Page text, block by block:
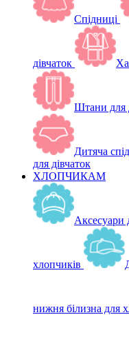
Спідниці
дівчаток
Штани для
Дитяча
для дівчаток
ХЛОПЧИКАМ
Аксесуари
хлопчиків
нижня білизна для